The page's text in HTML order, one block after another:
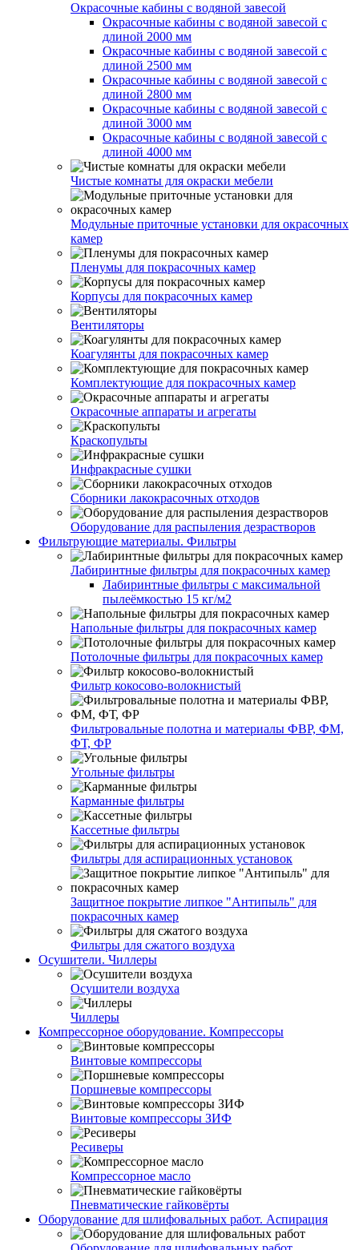
Окрасочные кабины с водяной завесой
Окрасочные кабины с водяной завесой с
длиной 2000 мм
Окрасочные кабины с водяной завесой с
длиной 2500 мм
Окрасочные кабины с водяной завесой с
длиной 2800 мм
Окрасочные кабины с водяной завесой с
длиной 3000 мм
Окрасочные кабины с водяной завесой с
длиной 4000 мм
Чистые комнаты для окраски мебели
Модульные приточные установки для окрасочных
камер
Пленумы для покрасочных камер
Корпусы для покрасочных камер
Вентиляторы
Коагулянты для покрасочных камер
Комплектующие для покрасочных камер
Окрасочные аппараты и агрегаты
Краскопульты
Инфракрасные сушки
Сборники лакокрасочных отходов
Оборудование для распыления дезрастворов
Фильтрующие материалы. Фильтры
Лабиринтные фильтры для покрасочных камер
Лабиринтные фильтры с максимальной
пылеёмкостью 15 кг/м2
Напольные фильтры для покрасочных камер
Потолочные фильтры для покрасочных камер
Фильтр кокосово-волокнистый
Фильтровальные полотна и материалы ФВР, ФМ,
ФТ, ФР
Угольные фильтры
Карманные фильтры
Кассетные фильтры
Фильтры для аспирационных установок
Защитное покрытие липкое "Антипыль" для
покрасочных камер
Фильтры для сжатого воздуха
Осушители. Чиллеры
Осушители воздуха
Чиллеры
Компрессорное оборудование. Компрессоры
Винтовые компрессоры
Поршневые компрессоры
Винтовые компрессоры ЗИФ
Ресиверы
Компрессорное масло
Пневматические гайковёрты
Оборудование для шлифовальных работ. Аспирация